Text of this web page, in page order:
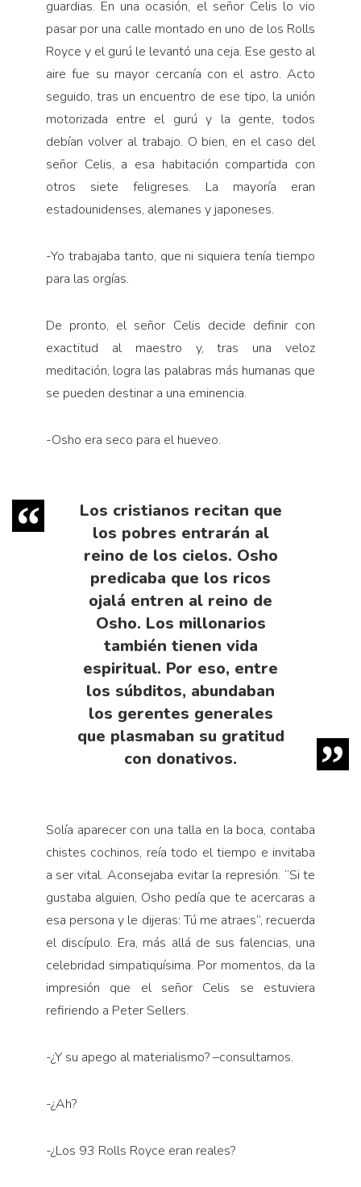
guardias. En una ocasión, el señor Celis lo vio
pasar por una calle montado en uno de los Rolls
Royce y el gurú le levantó una ceja. Ese gesto al
aire fue su mayor cercanía con el astro. Acto
seguido, tras un encuentro de ese tipo, la unión
motorizada entre el gurú y la gente, todos
debían volver al trabajo. O bien, en el caso del
señor Celis, a esa habitación compartida con
otros siete feligreses. La mayoría eran
estadounidenses, alemanes y japoneses.
-Yo trabajaba tanto, que ni siquiera tenía tiempo
para las orgías.
De pronto, el señor Celis decide definir con
exactitud al maestro y, tras una veloz
meditación, logra las palabras más humanas que
se pueden destinar a una eminencia.
-Osho era seco para el hueveo.
Los cristianos recitan que
los pobres entrarán al
reino de los cielos. Osho
predicaba que los ricos
ojalá entren al reino de
Osho. Los millonarios
también tienen vida
espiritual. Por eso, entre
los súbditos, abundaban
los gerentes generales
que plasmaban su gratitud
con donativos.
Solía aparecer con una talla en la boca, contaba
chistes cochinos, reía todo el tiempo e invitaba
a ser vital. Aconsejaba evitar la represión. “Si te
gustaba alguien, Osho pedía que te acercaras a
esa persona y le dijeras: Tú me atraes”, recuerda
el discípulo. Era, más allá de sus falencias, una
celebridad simpatiquísima. Por momentos, da la
impresión que el señor Celis se estuviera
refiriendo a Peter Sellers.
-¿Y su apego al materialismo? –consultamos.
-¿Ah?
-¿Los 93 Rolls Royce eran reales?